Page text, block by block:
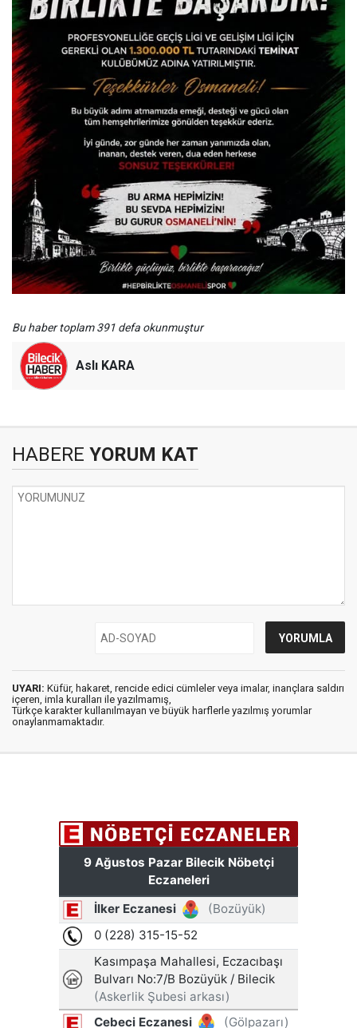
Bu haber toplam 391 defa okunmuştur
Aslı KARA
HABERE YORUM KAT
UYARI: Küfür, hakaret, rencide edici cümleler veya imalar, inançlara saldırı
içeren, imla kuralları ile yazılmamış,
Türkçe karakter kullanılmayan ve büyük harflerle yazılmış yorumlar
onaylanmamaktadır.